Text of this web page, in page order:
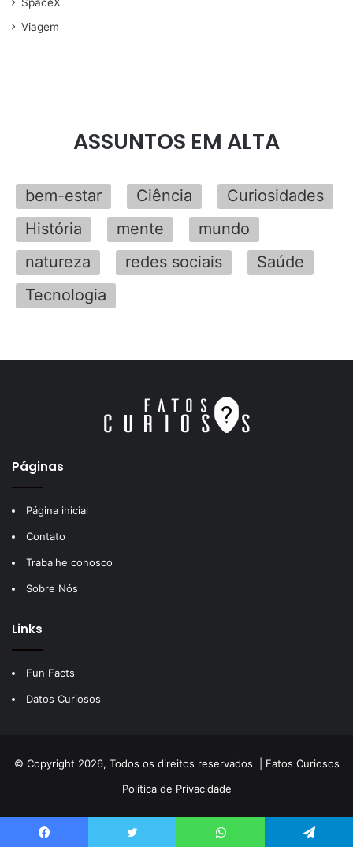
SpaceX
Viagem
ASSUNTOS EM ALTA
bem-estar Ciência
Curiosidades
História
mente
mundo
natureza
redes sociais
Saúde
Tecnologia
Páginas
Página inicial
Contato
Trabalhe conosco
Sobre Nós
Links
Fun Facts
Datos Curiosos
© Copyright 2026, Todos os direitos reservados | Fatos Curiosos
Política de Privacidade